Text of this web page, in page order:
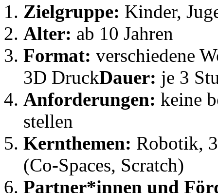
Zielgruppe: Kinder,
Alter: ab 10 Jahren
Format: verschiedene
3D DruckDauer: je 3
Anforderungen: keine
stellen
Kernthemen: Robotik,
(Co-Spaces, Scratch)
Partner*innen und